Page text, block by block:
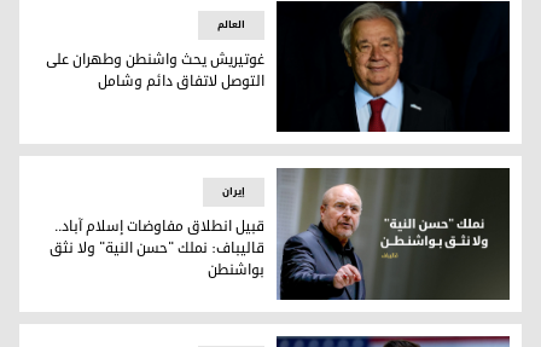
غوتيريش يحث واشنطن وطهران على التوصل لاتفاق دائم
العالم
غوتيريش يحث واشنطن وطهران على
التوصل لاتفاق دائم وشامل
قبيل انطلاق مفاوضات إسلام آباد.. قالیباف: نملك "حسن
إيران
قبيل انطلاق مفاوضات إسلام آباد..
قالیباف: نملك "حسن النية" ولا نثق
بواشنطن